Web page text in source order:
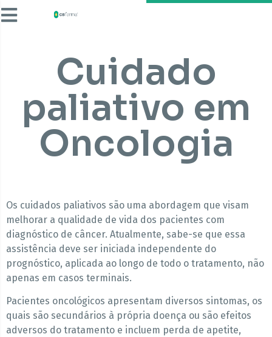
Cuidado
paliativo em
Oncologia
Os cuidados paliativos são uma abordagem que visam
melhorar a qualidade de vida dos pacientes com
diagnóstico de câncer. Atualmente, sabe-se que essa
assistência deve ser iniciada independente do
prognóstico, aplicada ao longo de todo o tratamento, não
apenas em casos terminais.
Pacientes oncológicos apresentam diversos sintomas, os
quais são secundários à própria doença ou são efeitos
adversos do tratamento e incluem perda de apetite,